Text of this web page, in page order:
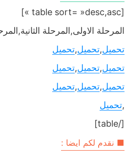
[table sort= »desc,asc »]
المرحلة الاولى,المرحلة
تحميل,تحميل,تحميل
تحميل,تحميل,تحميل
تحميل,تحميل,تحميل
,تحميل
[/table]
■ نقدم لكم ايضا :